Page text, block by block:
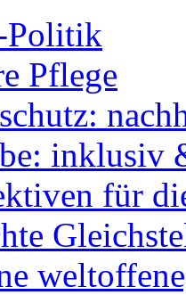
Politik
Pflege
inklusiv
für